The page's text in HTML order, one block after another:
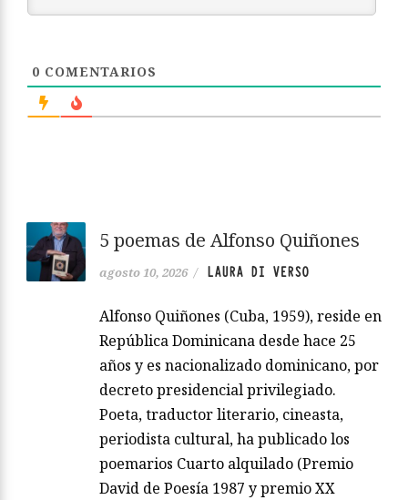
0 COMENTARIOS
5 poemas de Alfonso Quiñones
agosto 10, 2026 / LAURA DI VERSO
Alfonso Quiñones (Cuba, 1959), reside en
República Dominicana desde hace 25
años y es nacionalizado dominicano, por
decreto presidencial privilegiado.
Poeta, traductor literario, cineasta,
periodista cultural, ha publicado los
poemarios Cuarto alquilado (Premio
David de Poesía 1987 y premio XX